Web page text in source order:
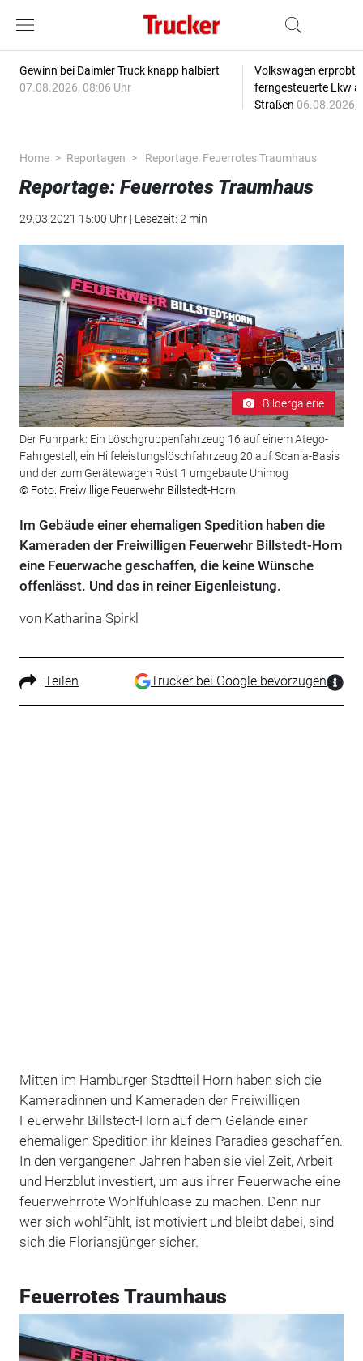
Gewinn bei Daimler Truck knapp halbiert
07.08.2026, 08:06 Uhr
Volkswagen erprobt
ferngesteuerte Lkw
Straßen 06.08.2026,
Home Reportagen Reportage: Feuerrotes Traumhaus
Reportage: Feuerrotes Traumhaus
29.03.2021 15:00 Uhr | Lesezeit: 2 min
Bildergalerie
Der Fuhrpark: Ein Löschgruppenfahrzeug 16 auf einem Atego-
Fahrgestell, ein Hilfeleistungslöschfahrzeug 20 auf Scania-Basis
und der zum Gerätewagen Rüst 1 umgebaute Unimog
© Foto: Freiwillige Feuerwehr Billstedt-Horn
Im Gebäude einer ehemaligen Spedition haben die
Kameraden der Freiwilligen Feuerwehr Billstedt-Horn
eine Feuerwache geschaffen, die keine Wünsche
offenlässt. Und das in reiner Eigenleistung.
von Katharina Spirkl
Teilen Trucker bei Google bevorzugen
Mitten im Hamburger Stadtteil Horn haben sich die
Kameradinnen und Kameraden der Frei­willigen
Feuerwehr Billstedt-Horn auf dem Gelände einer
ehemaligen Spedi­tion ihr kleines Paradies geschaffen.
In den vergangenen Jahren haben sie viel Zeit, Arbeit
und Herzblut investiert, um aus ihrer Feuerwache eine
feuerwehrrote Wohlfühloase zu machen. Denn nur
wer sich wohlfühlt, ist motiviert und bleibt dabei, sind
sich die Floriansjünger sicher.
Feuerrotes Traumhaus